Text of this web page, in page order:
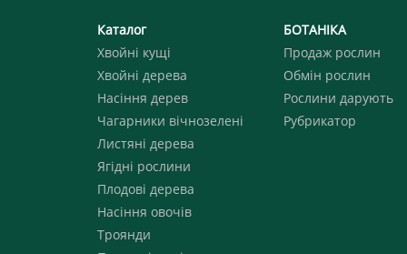
Каталог
Хвойні кущі
Хвойні дерева
Насіння дерев
Чагарники вічнозелені
Листяні дерева
Ягідні рослини
Плодові дерева
Насіння овочів
Троянди
БОТАНІКА
Продаж рослин
Обмін рослин
Рослини дарують
Рубрикатор